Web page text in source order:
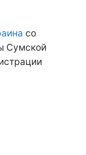
со
Сумской